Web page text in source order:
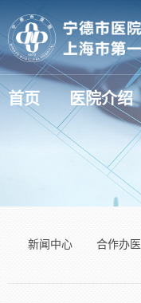
首页 医院介绍
新闻中心 合作办医